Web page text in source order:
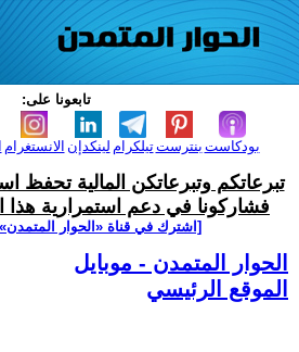
تابعونا على:
الانستغرام لينكدإن تيلكرامبنترست بودكاست
تبرعاتكم وتبرعاتكن المالية تحفظ
فشاركونا في دعم استمرارية هذا
[اشترك في قناة ‫«الحوار
الحوار المتمدن - موبايل
الموقع الرئيسي